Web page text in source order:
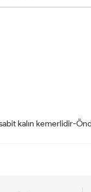
kalın kemerlidir-